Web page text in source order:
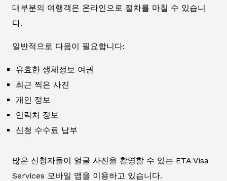
대부분의 여행객은 온라인으로 절차를 마칠 수 있습니
다.
일반적으로 다음이 필요합니다:
유효한 생체정보 여권
최근 찍은 사진
개인 정보
연락처 정보
신청 수수료 납부
많은 신청자들이 얼굴 사진을 촬영할 수 있는 ETA Visa
Services 모바일 앱을 이용하고 있습니다.